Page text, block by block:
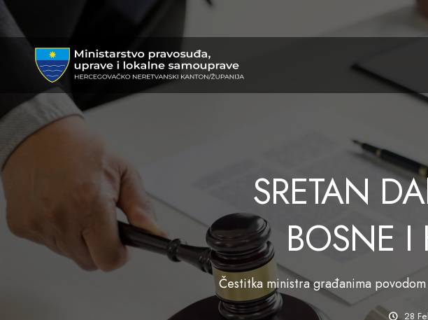
SRETAN
BOSNE I
Čestitka ministra građanima
28